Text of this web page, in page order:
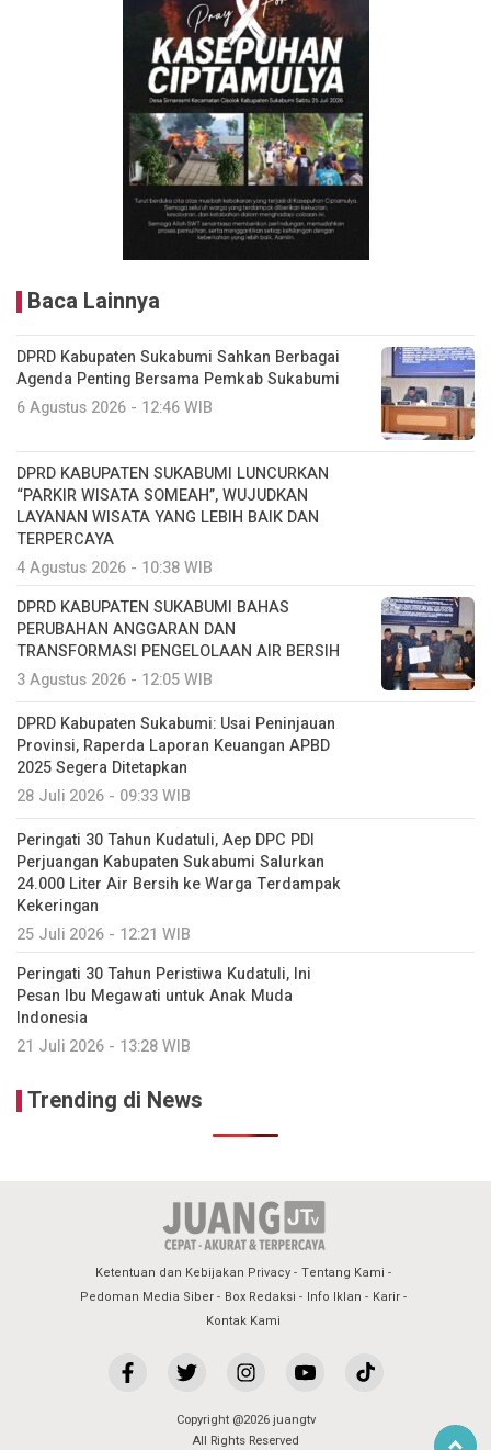
Baca Lainnya
DPRD Kabupaten Sukabumi Sahkan Berbagai
Agenda Penting Bersama Pemkab Sukabumi
6 Agustus 2026 - 12:46 WIB
DPRD KABUPATEN SUKABUMI LUNCURKAN
“PARKIR WISATA SOMEAH”, WUJUDKAN
LAYANAN WISATA YANG LEBIH BAIK DAN
TERPERCAYA
4 Agustus 2026 - 10:38 WIB
DPRD KABUPATEN SUKABUMI BAHAS
PERUBAHAN ANGGARAN DAN
TRANSFORMASI PENGELOLAAN AIR BERSIH
3 Agustus 2026 - 12:05 WIB
DPRD Kabupaten Sukabumi: Usai Peninjauan
Provinsi, Raperda Laporan Keuangan APBD
2025 Segera Ditetapkan
28 Juli 2026 - 09:33 WIB
Peringati 30 Tahun Kudatuli, Aep DPC PDI
Perjuangan Kabupaten Sukabumi Salurkan
24.000 Liter Air Bersih ke Warga Terdampak
Kekeringan
25 Juli 2026 - 12:21 WIB
Peringati 30 Tahun Peristiwa Kudatuli, Ini
Pesan Ibu Megawati untuk Anak Muda
Indonesia
21 Juli 2026 - 13:28 WIB
Trending di News
Ketentuan dan Kebijakan Privacy Tentang Kami
Pedoman Media Siber
Box Redaksi Info Iklan
Karir
Kontak Kami
Copyright @2026 juangtv
All Rights Reserved